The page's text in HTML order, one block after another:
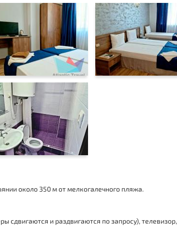
около 350 м от мелкогалечного пляжа.
сдвигаются и раздвигаются по запросу),